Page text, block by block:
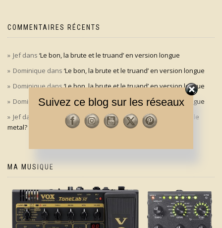
COMMENTAIRES RÉCENTS
Jefdans ‘Le bon, la brute et le truand’ en version longue
Dominique dans ‘Le bon, la brute et le truand’ en version longue
Dominiquedans‘Le bon, la brute et le truand’ en version longue
Dominiquedans‘Le bon, la brute et le truand’ en version longue
Jefdans
Aldo Maccione à l’origine du signe des cornes dans le
metal?
MA MUSIQUE
Suivez ce blog sur les réseaux